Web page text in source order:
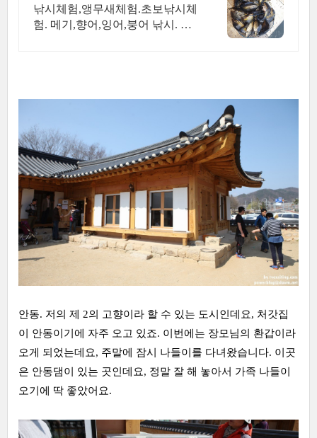
낚시체험,앵무새체험.초보낚시체
험. 메기,향어,잉어,붕어 낚시. 서
안동. 저의 제 2의 고향이라 할 수 있는 도시인데요, 처갓집
이 안동이기에 자주 오고 있죠. 이번에는 장모님의 환갑이라
오게 되었는데요, 주말에 잠시 나들이를 다녀왔습니다. 이곳
은 안동댐이 있는 곳인데요, 정말 잘 해 놓아서 가족 나들이
오기에 딱 좋았어요.